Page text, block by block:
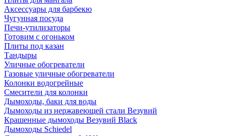
Аксессуары для барбекю
Чугунная посуда
Печи-утилизаторы
Готовим с огоньком
Плиты под казан
Тандыры
Уличные обогреватели
Газовые уличные обогреватели
Колонки водогрейные
Смесители для колонки
Дымоходы, баки для воды
Дымоходы из нержавеющей стали Везувий
Крашенные дымоходы Везувий Black
Дымоходы Schiedel